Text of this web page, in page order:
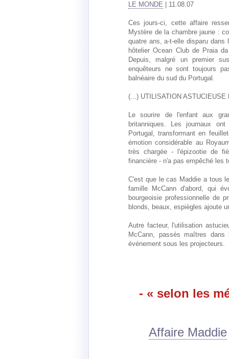
LE MONDE | 11.08.07
Ces jours-ci, cette affaire
Mystère de la chambre jaune :
quatre ans, a-t-elle disparu
hôtelier Ocean Club de Praia
Depuis, malgré un premier
enquêteurs ne sont toujours
balnéaire du sud du Portugal.
(...) UTILISATION ASTUCIEUSE
Le sourire de l'enfant aux
britanniques. Les journaux
Portugal, transformant en
émotion considérable au
très chargée - l'épizootie de
financière - n'a pas empêché les
C'est que le cas Maddie a tous
famille McCann d'abord, qui
bourgeoisie professionnelle de
blonds, beaux, espiègles ajoute
Autre facteur, l'utilisation
McCann, passés maîtres
événement sous les projecteurs.
- « selon les
Affaire Maddie